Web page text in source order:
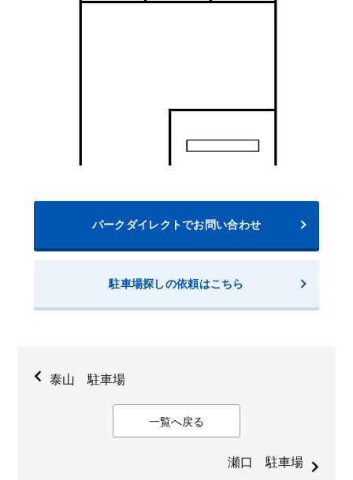
パークダイレクトでお問い合わせ
駐車場探しの依頼はこちら
泰山 駐車場
一覧へ戻る
瀬口 駐車場